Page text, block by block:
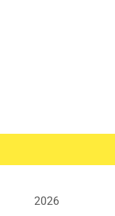
2026